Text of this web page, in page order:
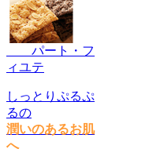
パート・フ
ィユテ
しっとりぷるぷ
るの
潤いのあるお肌
へ